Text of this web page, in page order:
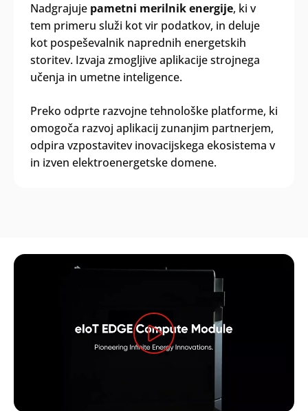
Nadgrajuje pametni merilnik energije, ki v
tem primeru služi kot vir podatkov, in deluje
kot pospeševalnik naprednih energetskih
storitev. Izvaja zmogljive aplikacije strojnega
učenja in umetne inteligence.
Preko odprte razvojne tehnološke platforme, ki
omogoča razvoj aplikacij zunanjim partnerjem,
odpira vzpostavitev inovacijskega ekosistema v
in izven elektroenergetske domene.